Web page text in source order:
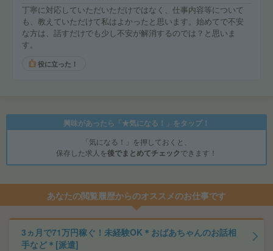
丁寧に対応していただいただけではなく、仕事内容等について
も、教えていただけて私はよかったと思います。始めてで不安
な方は、話すだけでも少し不安が解消するのでは？と思いま
す。
役に立った！
興味があったら「★気になる！」をタップ！
「気になる！」を押しておくと、
保存した求人を後でまとめてチェックできます！
あなたの閲覧履歴からのオススメのお仕事です
3ヵ月で71万円稼ぐ！未経験OK＊おばあちゃんのお話相
手など＊[派遣]